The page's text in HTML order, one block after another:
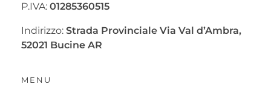
P.IVA: 01285360515
Indirizzo: Strada Provinciale Via Val d’Ambra,
52021 Bucine AR
MENU